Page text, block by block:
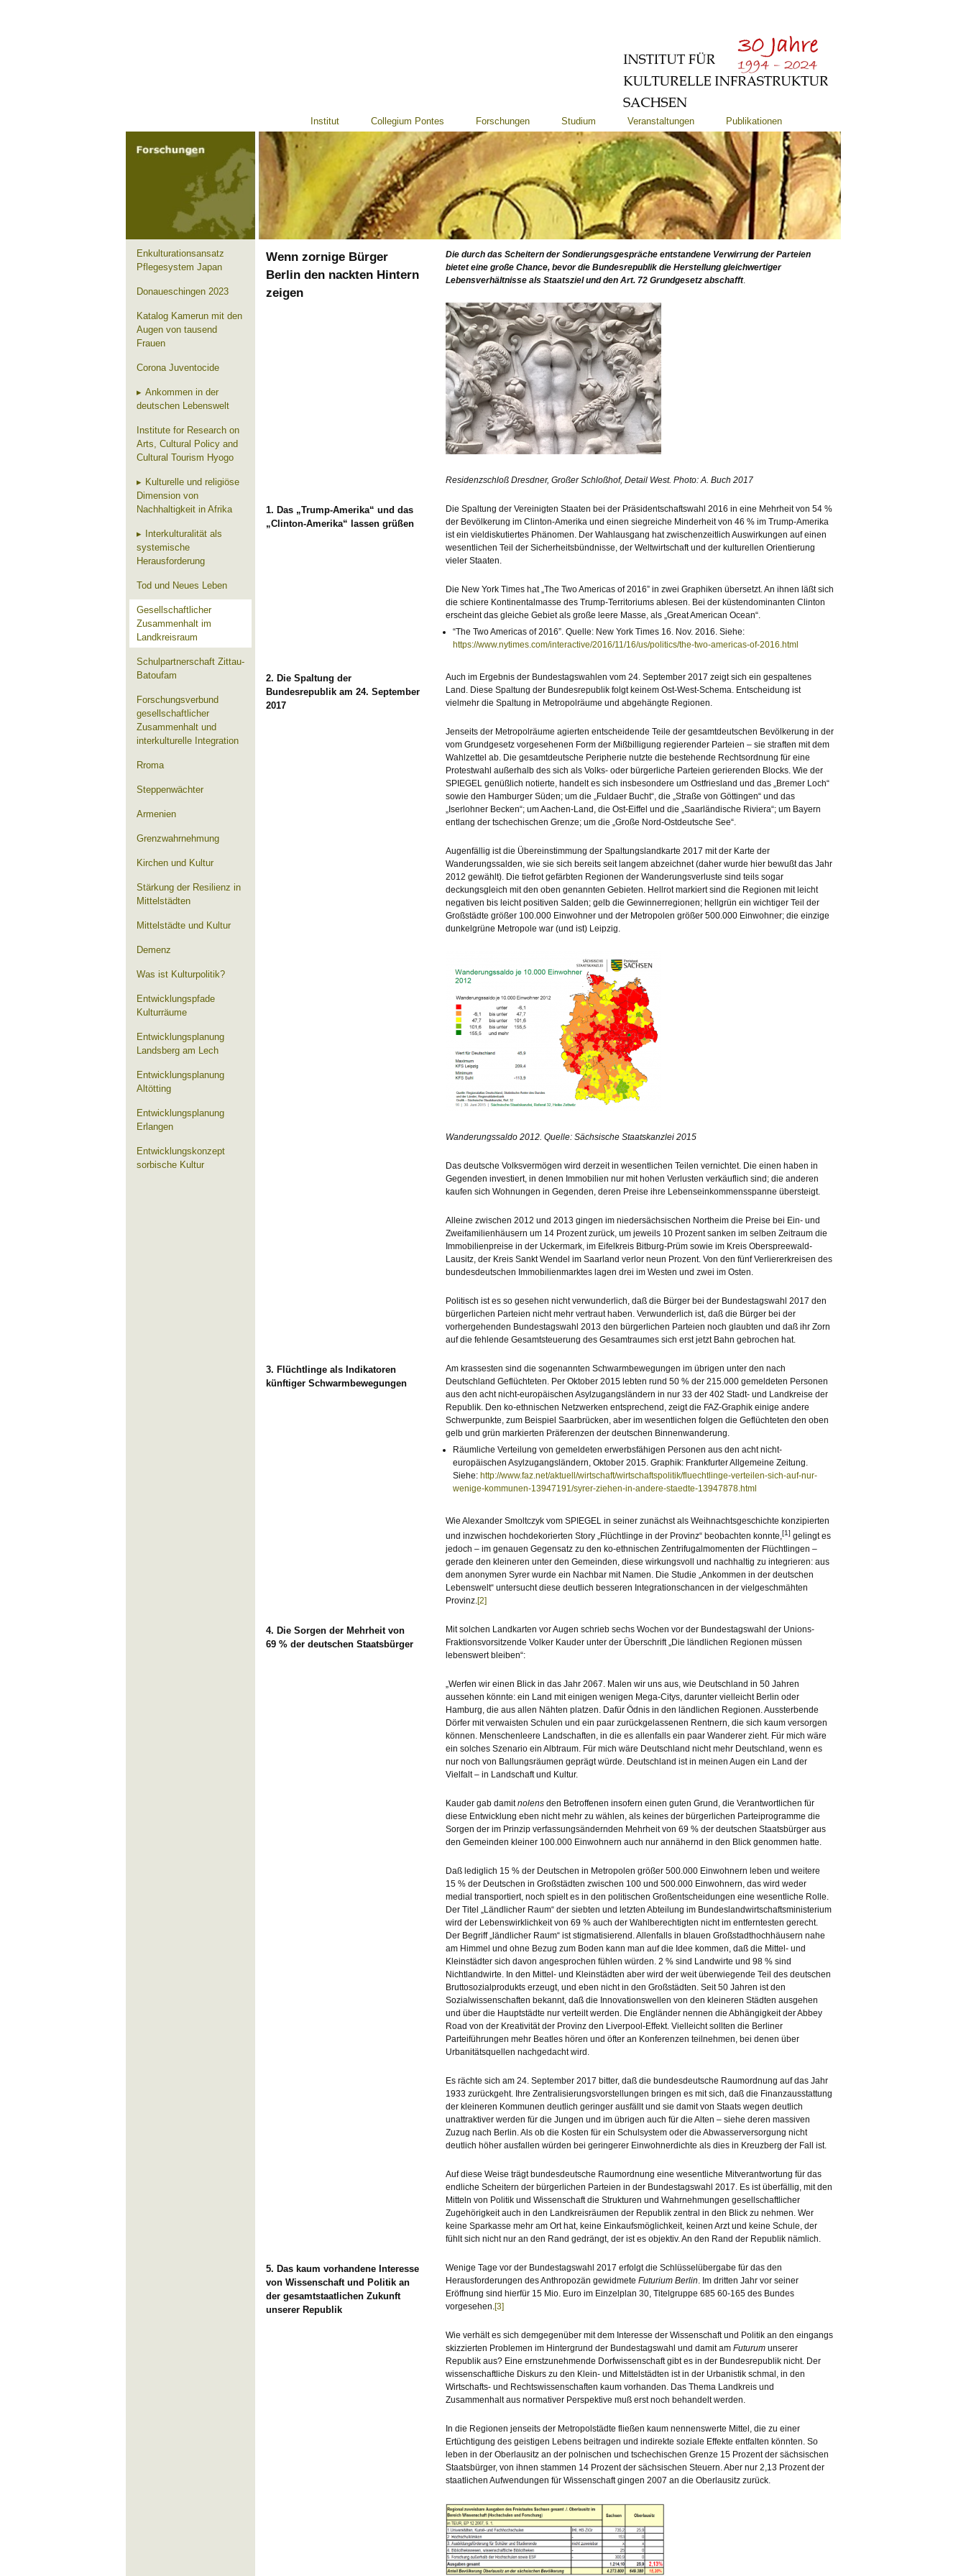
Institut Collegium Pontes Forschungen Studium Veranstaltungen Publikationen
Enkulturationsansatz
Pflegesystem Japan
Donaueschingen 2023
Katalog Kamerun mit den
Augen von tausend
Frauen
Corona Juventocide
Ankommen in der
deutschen Lebenswelt
Institute for Research on
Arts, Cultural Policy and
Cultural Tourism Hyogo
Kulturelle und religiöse
Dimension von
Nachhaltigkeit in Afrika
Interkulturalität als
systemische
Herausforderung
Tod und Neues Leben
Gesellschaftlicher
Zusammenhalt im
Landkreisraum
Schulpartnerschaft Zittau-
Batoufam
Forschungsverbund
gesellschaftlicher
Zusammenhalt und
interkulturelle Integration
Rroma
Steppenwächter
Armenien
Grenzwahrnehmung
Kirchen und Kultur
Stärkung der Resilienz in
Mittelstädten
Mittelstädte und Kultur
Demenz
Was ist Kulturpolitik?
Entwicklungspfade
Kulturräume
Entwicklungsplanung
Landsberg am Lech
Entwicklungsplanung
Altötting
Entwicklungsplanung
Erlangen
Entwicklungskonzept
sorbische Kultur
Wenn zornige Bürger
Berlin den nackten Hintern
zeigen
Die durch das Scheitern der Sondierungsgespräche entstandene Verwirrung der Parteien
bietet eine große Chance, bevor die Bundesrepublik die Herstellung gleichwertiger
Lebensverhältnisse als Staatsziel und den Art. 72 Grundgesetz abschafft.
Residenzschloß Dresdner, Großer Schloßhof, Detail West. Photo: A. Buch 2017
1. Das „Trump-Amerika“ und das
„Clinton-Amerika“ lassen grüßen
Die Spaltung der Vereinigten Staaten bei der Präsidentschaftswahl 2016 in eine Mehrheit von 54 %
der Bevölkerung im Clinton-Amerika und einen siegreiche Minderheit von 46 % im Trump-Amerika
ist ein vieldiskutiertes Phänomen. Der Wahlausgang hat zwischenzeitlich Auswirkungen auf einen
wesentlichen Teil der Sicherheitsbündnisse, der Weltwirtschaft und der kulturellen Orientierung
vieler Staaten.
Die New York Times hat „The Two Americas of 2016” in zwei Graphiken übersetzt. An ihnen läßt sich
die schiere Kontinentalmasse des Trump-Territoriums ablesen. Bei der küstendominanten Clinton
erscheint das gleiche Gebiet als große leere Masse, als „Great American Ocean“.
“The Two Americas of 2016”. Quelle: New York Times 16. Nov. 2016. Siehe:
https://www.nytimes.com/interactive/2016/11/16/us/politics/the-two-americas-of-2016.html
2. Die Spaltung der
Bundesrepublik am 24. September
2017
Auch im Ergebnis der Bundestagswahlen vom 24. September 2017 zeigt sich ein gespaltenes
Land. Diese Spaltung der Bundesrepublik folgt keinem Ost-West-Schema. Entscheidung ist
vielmehr die Spaltung in Metropolräume und abgehängte Regionen.
Jenseits der Metropolräume agierten entscheidende Teile der gesamtdeutschen Bevölkerung in der
vom Grundgesetz vorgesehenen Form der Mißbilligung regierender Parteien – sie straften mit dem
Wahlzettel ab. Die gesamtdeutsche Peripherie nutzte die bestehende Rechtsordnung für eine
Protestwahl außerhalb des sich als Volks- oder bürgerliche Parteien gerierenden Blocks. Wie der
SPIEGEL genüßlich notierte, handelt es sich insbesondere um Ostfriesland und das „Bremer Loch“
sowie den Hamburger Süden; um die „Fuldaer Bucht“, die „Straße von Göttingen“ und das
„Iserlohner Becken“; um Aachen-Land, die Ost-Eiffel und die „Saarländische Riviera“; um Bayern
entlang der tschechischen Grenze; um die „Große Nord-Ostdeutsche See“.
Augenfällig ist die Übereinstimmung der Spaltungslandkarte 2017 mit der Karte der
Wanderungssalden, wie sie sich bereits seit langem abzeichnet (daher wurde hier bewußt das Jahr
2012 gewählt). Die tiefrot gefärbten Regionen der Wanderungsverluste sind teils sogar
deckungsgleich mit den oben genannten Gebieten. Hellrot markiert sind die Regionen mit leicht
negativen bis leicht positiven Salden; gelb die Gewinnerregionen; hellgrün ein wichtiger Teil der
Großstädte größer 100.000 Einwohner und der Metropolen größer 500.000 Einwohner; die einzige
dunkelgrüne Metropole war (und ist) Leipzig.
Wanderungssaldo 2012. Quelle: Sächsische Staatskanzlei 2015
Das deutsche Volksvermögen wird derzeit in wesentlichen Teilen vernichtet. Die einen haben in
Gegenden investiert, in denen Immobilien nur mit hohen Verlusten verkäuflich sind; die anderen
kaufen sich Wohnungen in Gegenden, deren Preise ihre Lebenseinkommensspanne übersteigt.
Alleine zwischen 2012 und 2013 gingen im niedersächsischen Northeim die Preise bei Ein- und
Zweifamilienhäusern um 14 Prozent zurück, um jeweils 10 Prozent sanken im selben Zeitraum die
Immobilienpreise in der Uckermark, im Eifelkreis Bitburg-Prüm sowie im Kreis Oberspreewald-
Lausitz, der Kreis Sankt Wendel im Saarland verlor neun Prozent. Von den fünf Verliererkreisen des
bundesdeutschen Immobilienmarktes lagen drei im Westen und zwei im Osten.
Politisch ist es so gesehen nicht verwunderlich, daß die Bürger bei der Bundestagswahl 2017 den
bürgerlichen Parteien nicht mehr vertraut haben. Verwunderlich ist, daß die Bürger bei der
vorhergehenden Bundestagswahl 2013 den bürgerlichen Parteien noch glaubten und daß ihr Zorn
auf die fehlende Gesamtsteuerung des Gesamtraumes sich erst jetzt Bahn gebrochen hat.
3. Flüchtlinge als Indikatoren
künftiger Schwarmbewegungen
Am krassesten sind die sogenannten Schwarmbewegungen im übrigen unter den nach
Deutschland Geflüchteten. Per Oktober 2015 lebten rund 50 % der 215.000 gemeldeten Personen
aus den acht nicht-europäischen Asylzugangsländern in nur 33 der 402 Stadt- und Landkreise der
Republik. Den ko-ethnischen Netzwerken entsprechend, zeigt die FAZ-Graphik einige andere
Schwerpunkte, zum Beispiel Saarbrücken, aber im wesentlichen folgen die Geflüchteten den oben
gelb und grün markierten Präferenzen der deutschen Binnenwanderung.
Räumliche Verteilung von gemeldeten erwerbsfähigen Personen aus den acht nicht-
europäischen Asylzugangsländern, Oktober 2015. Graphik: Frankfurter Allgemeine Zeitung.
Siehe: http://www.faz.net/aktuell/wirtschaft/wirtschaftspolitik/fluechtlinge-verteilen-sich-auf-nur-
wenige-kommunen-13947191/syrer-ziehen-in-andere-staedte-13947878.html
Wie Alexander Smoltczyk vom SPIEGEL in seiner zunächst als Weihnachtsgeschichte konzipierten
und inzwischen hochdekorierten Story „Flüchtlinge in der Provinz“ beobachten konnte,[1] gelingt es
jedoch – im genauen Gegensatz zu den ko-ethnischen Zentrifugalmomenten der Flüchtlingen –
gerade den kleineren unter den Gemeinden, diese wirkungsvoll und nachhaltig zu integrieren: aus
dem anonymen Syrer wurde ein Nachbar mit Namen. Die Studie „Ankommen in der deutschen
Lebenswelt“ untersucht diese deutlich besseren Integrationschancen in der vielgeschmähten
Provinz.[2]
4. Die Sorgen der Mehrheit von
69 % der deutschen Staatsbürger
Mit solchen Landkarten vor Augen schrieb sechs Wochen vor der Bundestagswahl der Unions-
Fraktionsvorsitzende Volker Kauder unter der Überschrift „Die ländlichen Regionen müssen
lebenswert bleiben“:
„Werfen wir einen Blick in das Jahr 2067. Malen wir uns aus, wie Deutschland in 50 Jahren
aussehen könnte: ein Land mit einigen wenigen Mega-Citys, darunter vielleicht Berlin oder
Hamburg, die aus allen Nähten platzen. Dafür Ödnis in den ländlichen Regionen. Aussterbende
Dörfer mit verwaisten Schulen und ein paar zurückgelassenen Rentnern, die sich kaum versorgen
können. Menschenleere Landschaften, in die es allenfalls ein paar Wanderer zieht. Für mich wäre
ein solches Szenario ein Albtraum. Für mich wäre Deutschland nicht mehr Deutschland, wenn es
nur noch von Ballungsräumen geprägt würde. Deutschland ist in meinen Augen ein Land der
Vielfalt – in Landschaft und Kultur.
Kauder gab damitnolensden Betroffenen insofern einen guten Grund, die Verantwortlichen für
diese Entwicklung eben nicht mehr zu wählen, als keines der bürgerlichen Parteiprogramme die
Sorgen der im Prinzip verfassungsändernden Mehrheit von 69 % der deutschen Staatsbürger aus
den Gemeinden kleiner 100.000 Einwohnern auch nur annähernd in den Blick genommen hatte.
Daß lediglich 15 % der Deutschen in Metropolen größer 500.000 Einwohnern leben und weitere
15 % der Deutschen in Großstädten zwischen 100 und 500.000 Einwohnern, das wird weder
medial transportiert, noch spielt es in den politischen Großentscheidungen eine wesentliche Rolle.
Der Titel „Ländlicher Raum“ der siebten und letzten Abteilung im Bundeslandwirtschaftsministerium
wird der Lebenswirklichkeit von 69 % auch der Wahlberechtigten nicht im entferntesten gerecht.
Der Begriff „ländlicher Raum“ ist stigmatisierend. Allenfalls in blauen Großstadthochhäusern nahe
am Himmel und ohne Bezug zum Boden kann man auf die Idee kommen, daß die Mittel- und
Kleinstädter sich davon angesprochen fühlen würden. 2 % sind Landwirte und 98 % sind
Nichtlandwirte. In den Mittel- und Kleinstädten aber wird der weit überwiegende Teil des deutschen
Bruttosozialprodukts erzeugt, und eben nicht in den Großstädten. Seit 50 Jahren ist den
Sozialwissenschaften bekannt, daß die Innovationswellen von den kleineren Städten ausgehen
und über die Hauptstädte nur verteilt werden. Die Engländer nennen die Abhängigkeit der Abbey
Road von der Kreativität der Provinz den Liverpool-Effekt. Vielleicht sollten die Berliner
Parteiführungen mehr Beatles hören und öfter an Konferenzen teilnehmen, bei denen über
Urbanitätsquellen nachgedacht wird.
Es rächte sich am 24. September 2017 bitter, daß die bundesdeutsche Raumordnung auf das Jahr
1933 zurückgeht. Ihre Zentralisierungsvorstellungen bringen es mit sich, daß die Finanzausstattung
der kleineren Kommunen deutlich geringer ausfällt und sie damit von Staats wegen deutlich
unattraktiver werden für die Jungen und im übrigen auch für die Alten – siehe deren massiven
Zuzug nach Berlin. Als ob die Kosten für ein Schulsystem oder die Abwasserversorgung nicht
deutlich höher ausfallen würden bei geringerer Einwohnerdichte als dies in Kreuzberg der Fall ist.
Auf diese Weise trägt bundesdeutsche Raumordnung eine wesentliche Mitverantwortung für das
endliche Scheitern der bürgerlichen Parteien in der Bundestagswahl 2017. Es ist überfällig, mit den
Mitteln von Politik und Wissenschaft die Strukturen und Wahrnehmungen gesellschaftlicher
Zugehörigkeit auch in den Landkreisräumen der Republik zentral in den Blick zu nehmen. Wer
keine Sparkasse mehr am Ort hat, keine Einkaufsmöglichkeit, keinen Arzt und keine Schule, der
fühlt sich nicht nur an den Rand gedrängt, der ist es objektiv. An den Rand der Republik nämlich.
5. Das kaum vorhandene Interesse
von Wissenschaft und Politik an
der gesamtstaatlichen Zukunft
unserer Republik
Wenige Tage vor der Bundestagswahl 2017 erfolgt die Schlüsselübergabe für das den
Herausforderungen des Anthropozän gewidmete Futurium Berlin. Im dritten Jahr vor seiner
Eröffnung sind hierfür 15 Mio. Euro im Einzelplan 30, Titelgruppe 685 60-165 des Bundes
vorgesehen.[3]
Wie verhält es sich demgegenüber mit dem Interesse der Wissenschaft und Politik an den eingangs
skizzierten Problemen im Hintergrund der Bundestagswahl und damit am Futurumunserer
Republik aus? Eine ernstzunehmende Dorfwissenschaft gibt es in der Bundesrepublik nicht. Der
wissenschaftliche Diskurs zu den Klein- und Mittelstädten ist in der Urbanistik schmal, in den
Wirtschafts- und Rechtswissenschaften kaum vorhanden. Das Thema Landkreis und
Zusammenhalt aus normativer Perspektive muß erst noch behandelt werden.
In die Regionen jenseits der Metropolstädte fließen kaum nennenswerte Mittel, die zu einer
Ertüchtigung des geistigen Lebens beitragen und indirekte soziale Effekte entfalten könnten. So
leben in der Oberlausitz an der polnischen und tschechischen Grenze 15 Prozent der sächsischen
Staatsbürger, von ihnen stammen 14 Prozent der sächsischen Steuern. Aber nur 2,13 Prozent der
staatlichen Aufwendungen für Wissenschaft gingen 2007 an die Oberlausitz zurück.